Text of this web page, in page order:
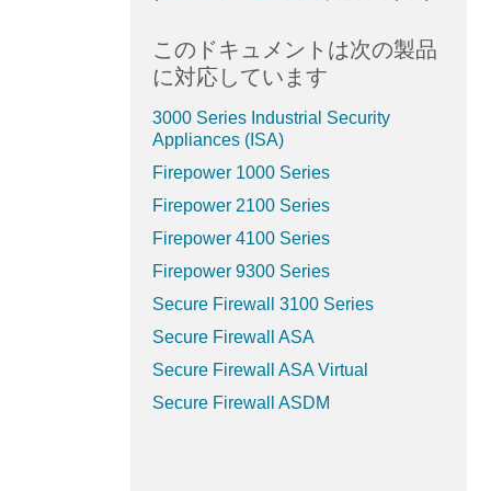
このドキュメントは次の製品
に対応しています
3000 Series Industrial Security
Appliances (ISA)
Firepower 1000 Series
Firepower 2100 Series
Firepower 4100 Series
Firepower 9300 Series
Secure Firewall 3100 Series
Secure Firewall ASA
Secure Firewall ASA Virtual
Secure Firewall ASDM